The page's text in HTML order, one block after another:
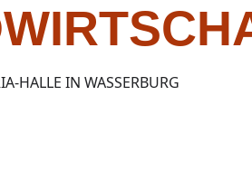
HALLE IN WASSERBURG